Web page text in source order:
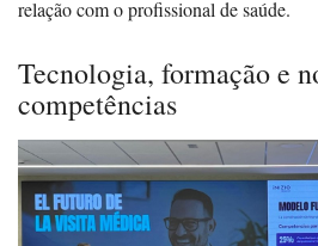
relação com o profissional de saúde.
Tecnologia, formação e
competências